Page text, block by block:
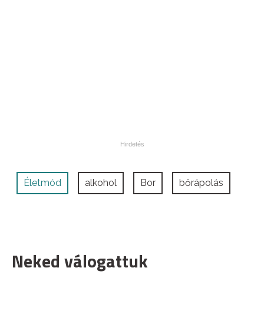
Életmód alkohol Bor bőrápolás
Neked válogattuk